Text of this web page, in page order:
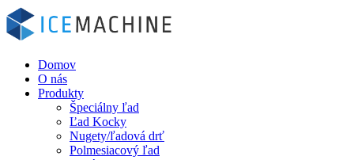
Domov
O nás
Produkty
Špeciálny ľad
Ľad Kocky
Nugety/ľadová drť
Polmesiacový ľad